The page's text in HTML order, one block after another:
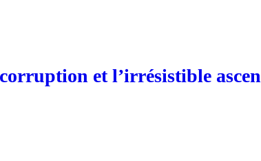
et l’irrésistible